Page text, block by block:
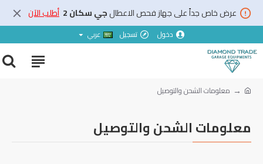
عرض خاص جداً على جهاز فحص الاعطالجي سكان 2 أطلب الآن
دخول تسجيل عربي
معلومات الشحن والتوصيل
معلومات الشحن والتوصيل